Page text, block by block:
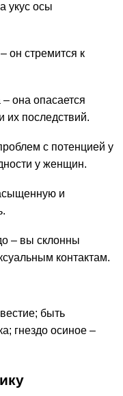
укус осы
он стремится к
она опасается
их последствий.
с потенцией у
у женщин.
и
– вы склонны
контактам.
быть
гнездо осиное –